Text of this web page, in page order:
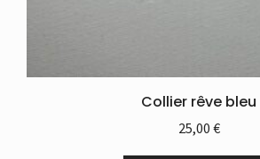
Collier rêve bleu
25,00 €